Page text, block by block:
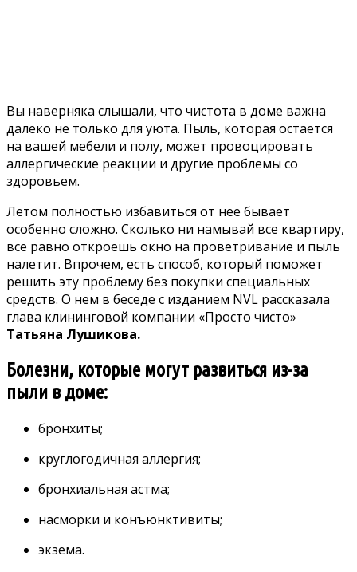
Вы наверняка слышали, что чистота в доме важна
далеко не только для уюта. Пыль, которая остается
на вашей мебели и полу, может провоцировать
аллергические реакции и другие проблемы со
здоровьем.
Летом полностью избавиться от нее бывает
особенно сложно. Сколько ни намывай все квартиру,
все равно откроешь окно на проветривание и пыль
налетит. Впрочем, есть способ, который поможет
решить эту проблему без покупки специальных
средств. О нем в беседе с изданием NVL рассказала
глава клининговой компании «Просто чисто»
Татьяна Лушикова.
Болезни, которые могут развиться из-за
пыли в доме:
бронхиты;
круглогодичная аллергия;
бронхиальная астма;
насморки и конъюнктивиты;
экзема.